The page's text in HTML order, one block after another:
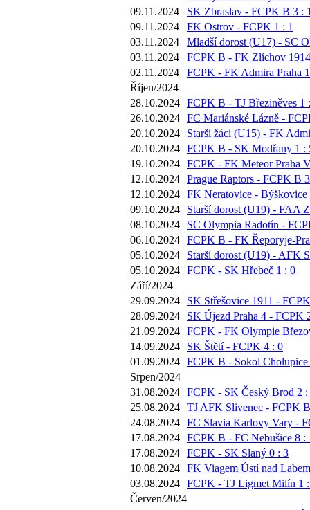
09.11.2024
SK Zbraslav - FCPK B 3 :
09.11.2024
FK Ostrov - FCPK 1 : 1
03.11.2024
Mladší dorost (U17) - SC
03.11.2024
FCPK B - FK Zlíchov
02.11.2024
FCPK - FK Admira Praha
Říjen/2024
28.10.2024 FCPK B - TJ Březiněves 1
26.10.2024 FC Mariánské Lázně -
20.10.2024
Starší žáci (U15) - FK
20.10.2024 FCPK B - SK Modřany 1 :
19.10.2024 FCPK - FK Meteor Praha
12.10.2024 Prague Raptors - FCPK B
12.10.2024 FK Neratovice -
09.10.2024
Starší dorost (U19) - FAA
08.10.2024
SC Olympia Radotín -
06.10.2024 FCPK B - FK Řeporyje-
05.10.2024
Starší dorost (U19) - AFK
05.10.2024 FCPK - SK Hřebeč 1 : 0
Září/2024
29.09.2024
SK Střešovice 1911 -
28.09.2024
SK Újezd Praha 4 - FCPK
21.09.2024 FCPK - FK Olympie
14.09.2024
SK Štětí - FCPK 4 : 0
01.09.2024 FCPK B - Sokol Cholupice
Srpen/2024
31.08.2024 FCPK - SK Český Brod 2 :
25.08.2024 TJ AFK Slivenec - FCPK
24.08.2024 FC Slavia Karlovy Vary -
17.08.2024 FCPK B - FC Nebušice 8 :
17.08.2024 FCPK - SK Slaný 0 : 3
10.08.2024 FK Viagem Ústí nad
03.08.2024 FCPK - TJ Ligmet Milín 1
Červen/2024